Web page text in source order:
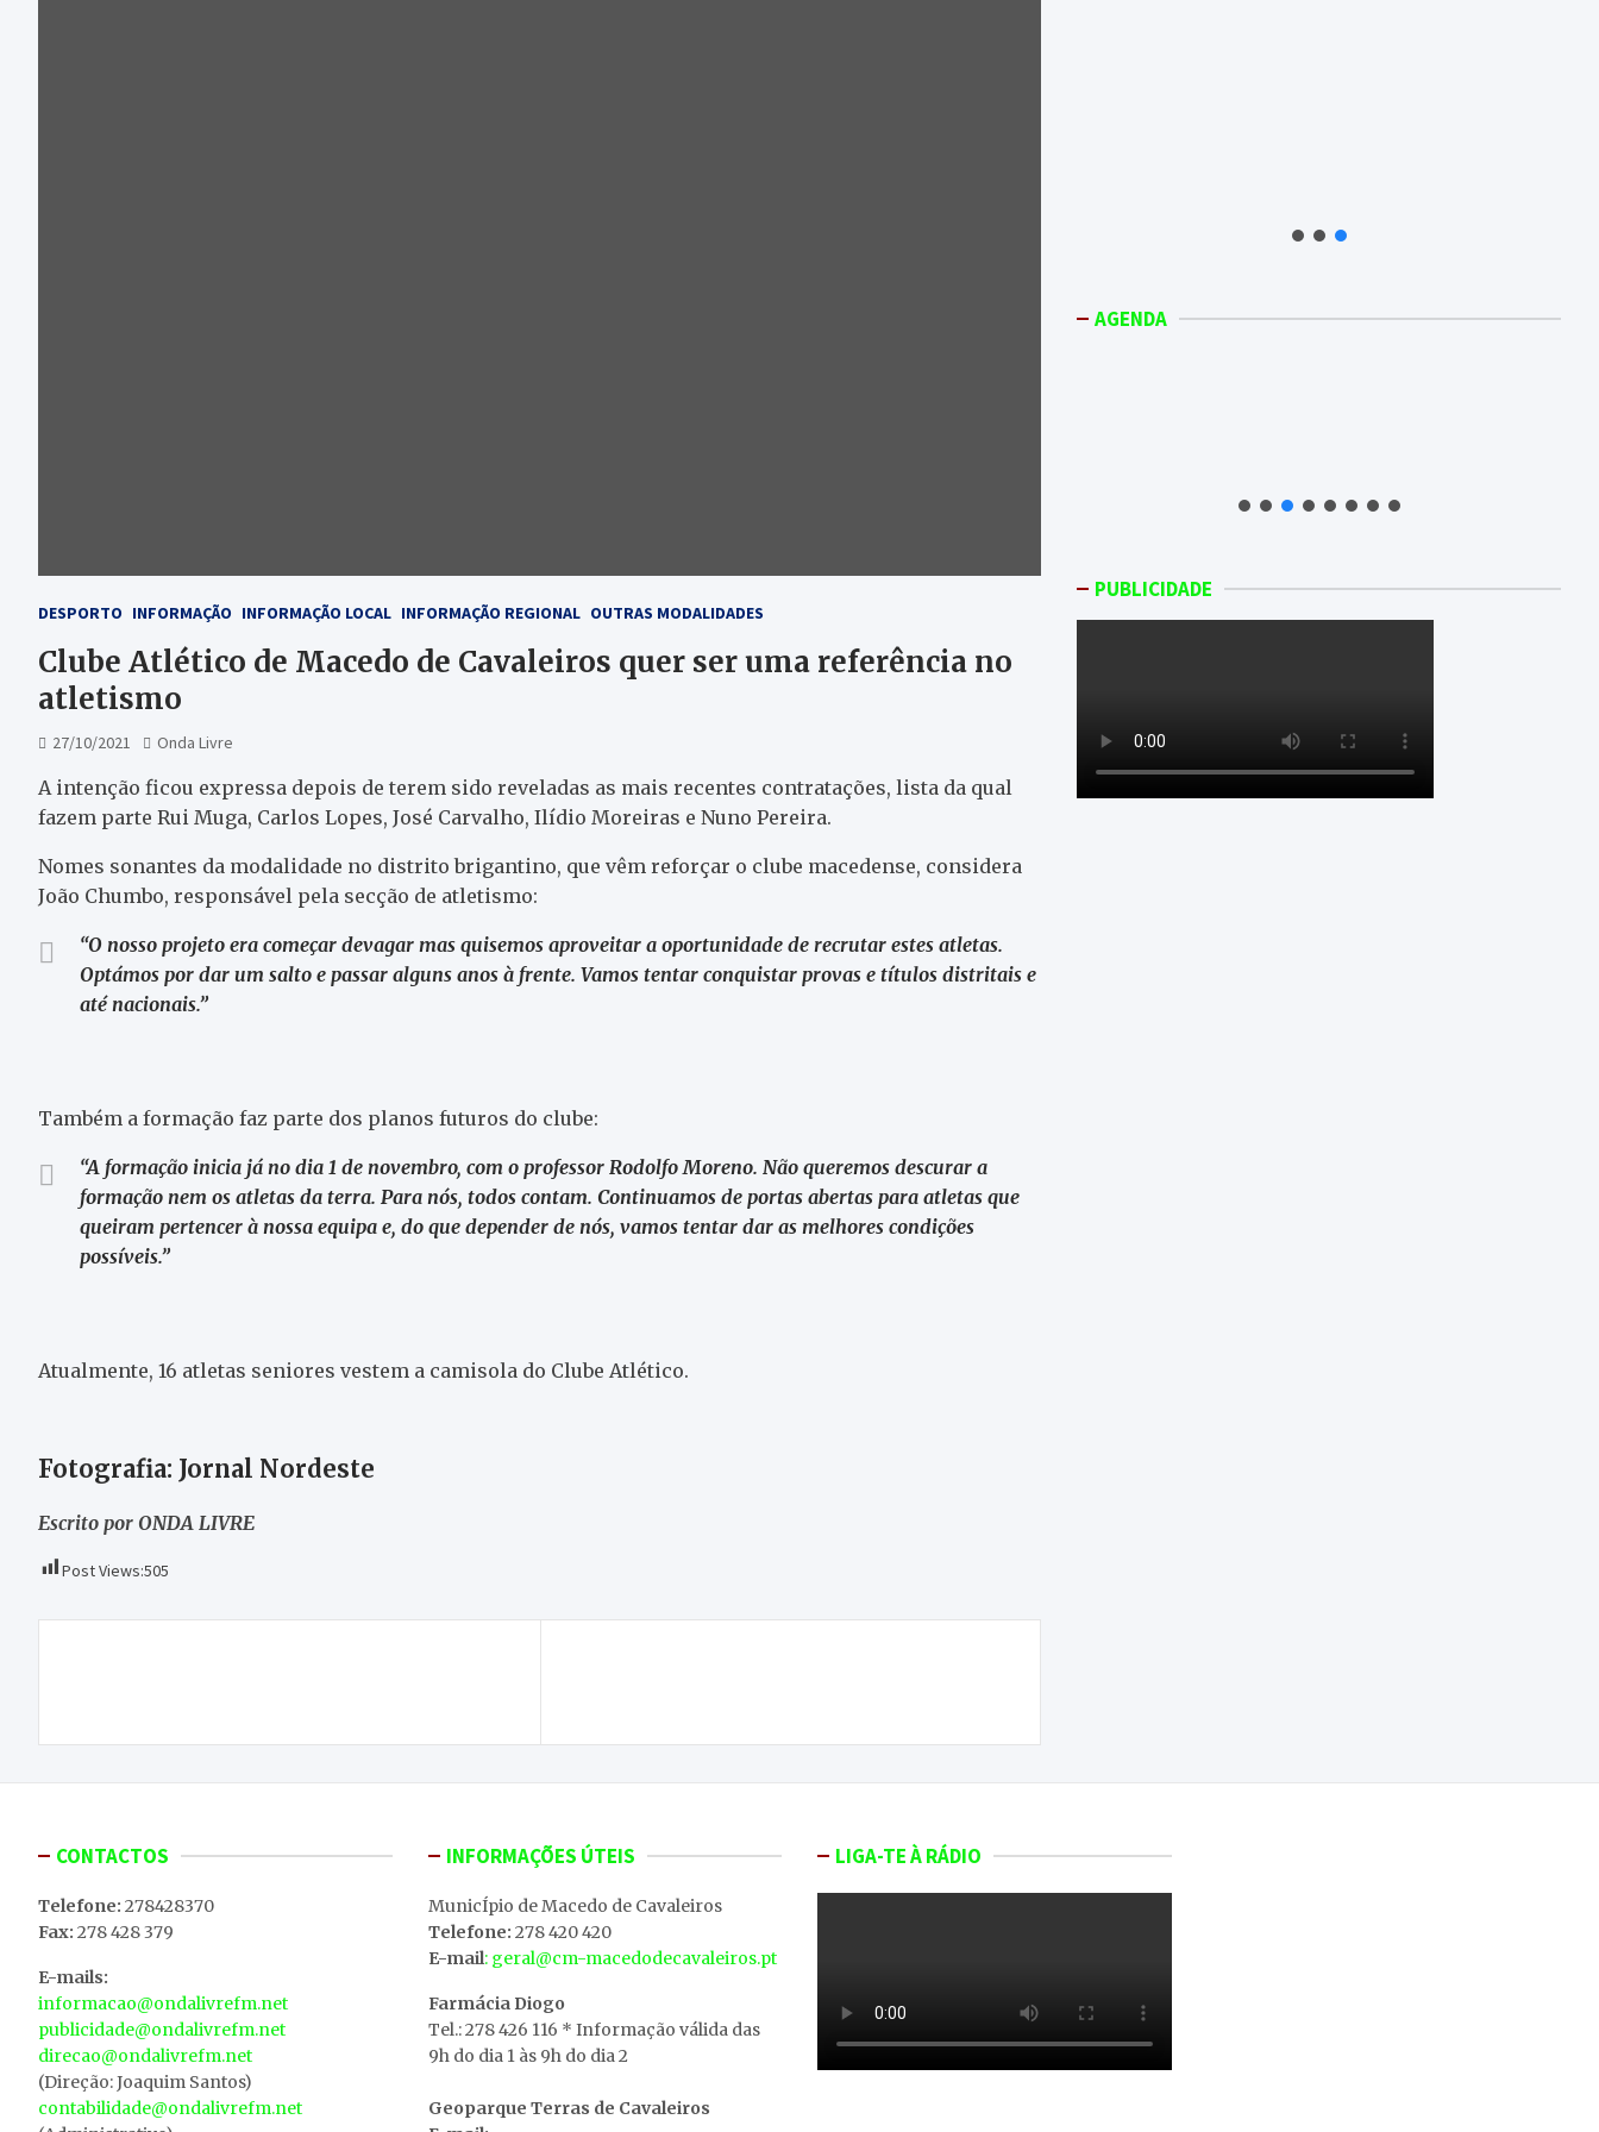
DESPORTO INFORMAÇÃO INFORMAÇÃO LOCAL INFORMAÇÃO REGIONAL OUTRAS MODALIDADES
Clube Atlético de Macedo de Cavaleiros quer ser uma referência no
atletismo
27/10/2021 Onda Livre
A intenção ficou expressa depois de terem sido reveladas as mais recentes contratações, lista da qual
fazem parte Rui Muga, Carlos Lopes, José Carvalho, Ilídio Moreiras e Nuno Pereira.
Nomes sonantes da modalidade no distrito brigantino, que vêm reforçar o clube macedense, considera
João Chumbo, responsável pela secção de atletismo:
“O nosso projeto era começar devagar mas quisemos aproveitar a oportunidade de recrutar estes atletas.
Optámos por dar um salto e passar alguns anos à frente. Vamos tentar conquistar provas e títulos distritais e
até nacionais.”
Também a formação faz parte dos planos futuros do clube:
“A formação inicia já no dia 1 de novembro, com o professor Rodolfo Moreno. Não queremos descurar a
formação nem os atletas da terra. Para nós, todos contam. Continuamos de portas abertas para atletas que
queiram pertencer à nossa equipa e, do que depender de nós, vamos tentar dar as melhores condições
possíveis.”
Atualmente, 16 atletas seniores vestem a camisola do Clube Atlético.
Fotografia: Jornal Nordeste
Escrito por ONDA LIVRE
Post Views:505
artigos
AGENDA
PUBLICIDADE
CONTACTOS
Telefone: 278428370
Fax: 278 428 379
E-mails:
informacao@ondalivrefm.net
publicidade@ondalivrefm.net
direcao@ondalivrefm.net
(Direção: Joaquim Santos)
contabilidade@ondalivrefm.net
INFORMAÇÕES ÚTEIS
MunicÍpio de Macedo de Cavaleiros
Telefone: 278 420 420
E-mail: geral@cm-macedodecavaleiros.pt
Farmácia Diogo
Tel.: 278 426 116 * Informação válida das
9h do dia 1 às 9h do dia 2
Geoparque Terras de Cavaleiros
LIGA-TE À RÁDIO